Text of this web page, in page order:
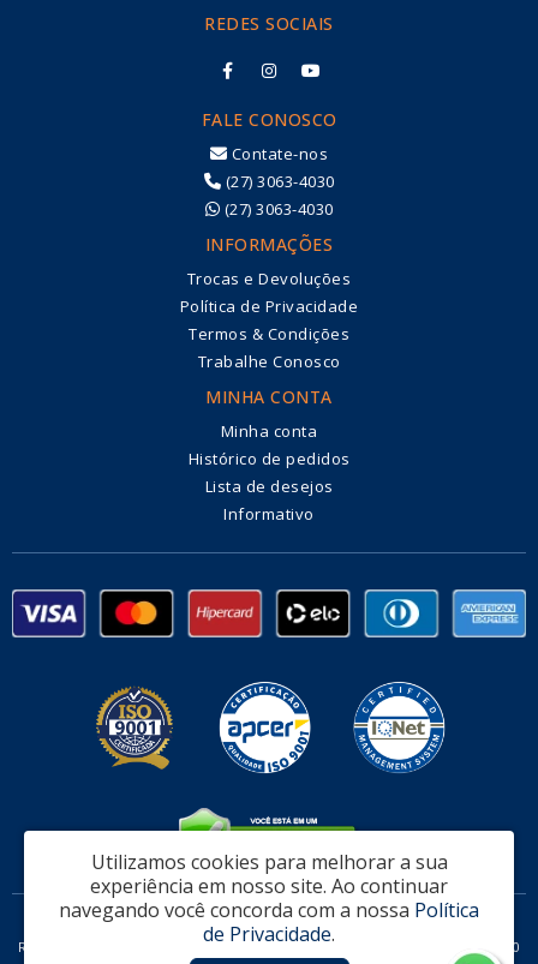
REDES SOCIAIS
FALE CONOSCO
Contate-nos
(27) 3063-4030
(27) 3063-4030
INFORMAÇÕES
Trocas e Devoluções
Política de Privacidade
Termos & Condições
Trabalhe Conosco
MINHA CONTA
Minha conta
Histórico de pedidos
Lista de desejos
Informativo
Fabrica de Alambrado e Telas Vitória Ltda - CNPJ: 32.951.470/0002-08
Rodovia Governador Mario Covas, 311 Loja 06 - Serra / ES - CEP: 29161-160
Utilizamos cookies para melhorar a sua
experiência em nosso site. Ao continuar
navegando você concorda com a nossa Política
de Privacidade.